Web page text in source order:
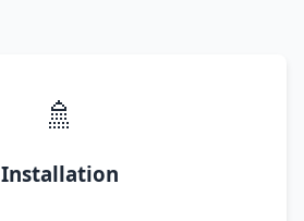
🚿
Installation